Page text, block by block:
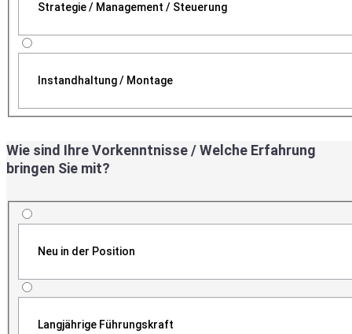
Strategie / Management / Steuerung
Instandhaltung / Montage
Wie sind Ihre Vorkenntnisse / Welche Erfahrung
bringen Sie mit?
Neu in der Position
Langjährige Führungskraft